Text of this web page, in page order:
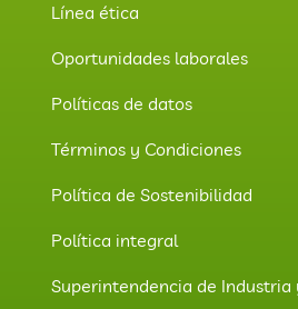
Línea ética
Oportunidades laborales
Políticas de datos
Términos y Condiciones
Política de Sostenibilidad
Política integral
Superintendencia de Industria